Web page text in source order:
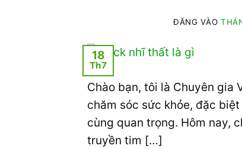
ĐĂNG VÀO
18
Th7
Chào bạn, tôi là Chuyên gia
chăm sóc sức khỏe, đặc
cùng quan trọng. Hôm nay,
truyền tim […]